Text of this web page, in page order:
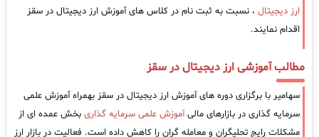
ارز دیجیتال ، نسبت به ثبت نام در کلاس های آموزش ارز دیجیتال در سقز
اقدام نمایند.
مطالب آموزشی ارز دیجیتال در سقز
سهامیر با برگزاری دوره های آموزش ارز دیجیتال در سقز بهمراه آموزش علمی
سرمایه گذاری در بازارهای مالیآموزش علمی سرمایه گذاری بخش عمده ای از
مشکلات رایج تحلیگران و معامله گران را کاهش داده است. فعالیت در بازار ارز